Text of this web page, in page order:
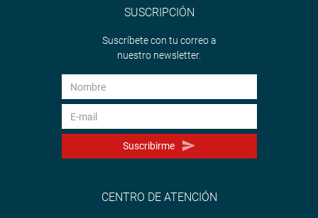
SUSCRIPCIÓN
Suscríbete con tu correo a
nuestro newsletter.
Suscribirme
CENTRO DE ATENCIÓN